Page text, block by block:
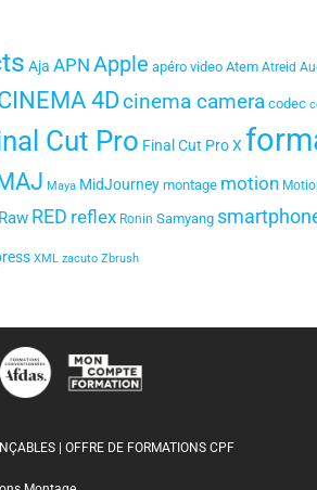
Aja APN Apple apéro video Atem Atreid
4Dcinema camera codec
Cut Pro Final Cut Pro X
Maya MidJourney montage motion
Raw RED reflex Ronin Samyang
XML zacuto Zbrush
| OFFRE DE FORMATIONS CPF